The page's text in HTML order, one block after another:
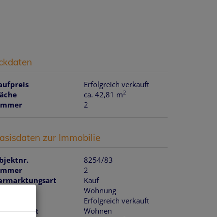
Erfolgreich verkauft
ca. 42,81 m2
2
zur Immobilie
8254/83
2
Kauf
Wohnung
Erfolgreich verkauft
Wohnen